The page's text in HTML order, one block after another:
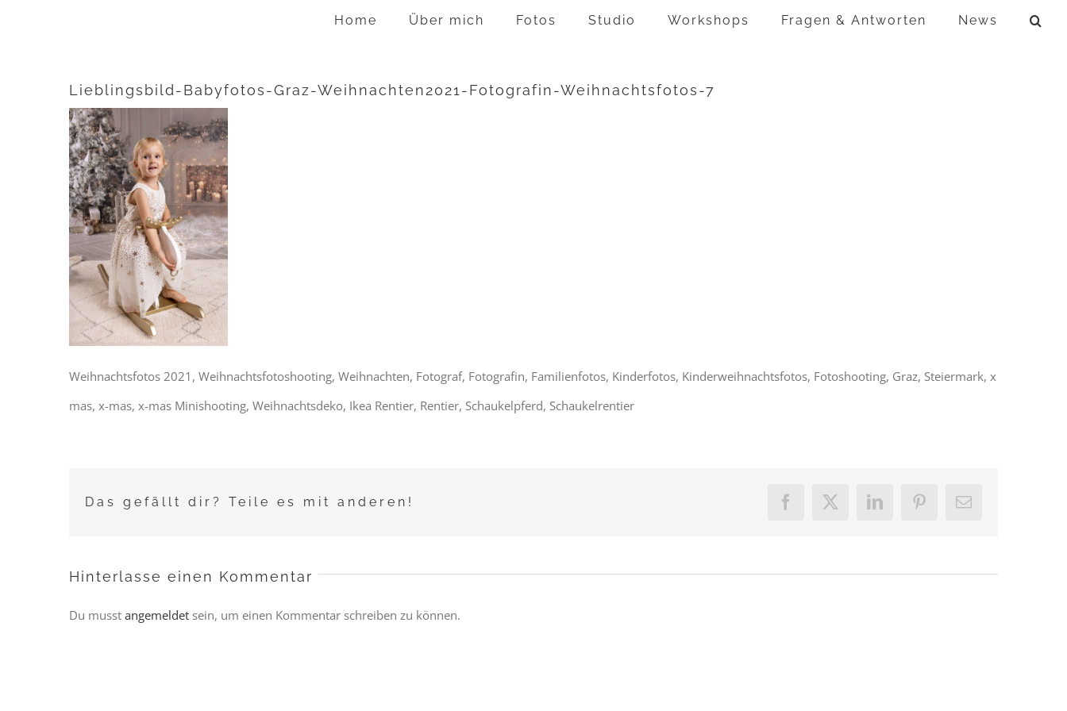
Home Über mich Fotos Studio Workshops Fragen & Antworten News
Lieblingsbild-Babyfotos-Graz-Weihnachten2021-Fotografin-Weihnachtsfotos-7
Weihnachtsfotos 2021, Weihnachtsfotoshooting, Weihnachten, Fotograf, Fotografin, Familienfotos, Kinderfotos, Kinderweihnachtsfotos, Fotoshooting, Graz, Steiermark, x
mas, x-mas, x-mas Minishooting, Weihnachtsdeko, Ikea Rentier, Rentier, Schaukelpferd, Schaukelrentier
Das gefällt dir? Teile es mit anderen! Facebook
X LinkedInPinterest
E-
Hinterlasse einen Kommentar
Du musst angemeldet sein, um einen Kommentar schreiben zu können.